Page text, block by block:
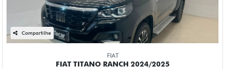
Compartilhe
FIAT
FIAT TITANO RANCH 2024/2025